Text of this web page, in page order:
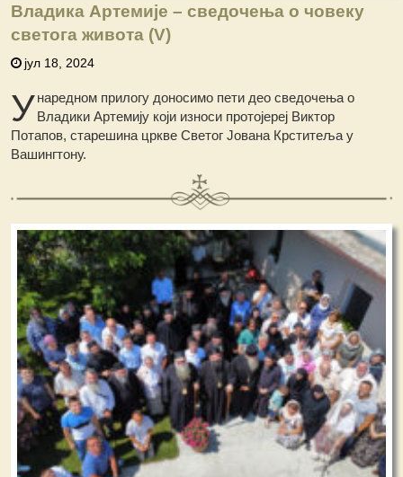
Владика Артемије – сведочења о човеку
светога живота (V)
јул 18, 2024
Унаредном прилогу доносимo пети део сведочењa о
Владики Артемију који износи протојереј Виктор
Потапов, старешина цркве Светог Јована Крститеља у
Вашингтону.